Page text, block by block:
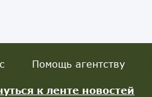
Помощь агентству
к ленте новостей